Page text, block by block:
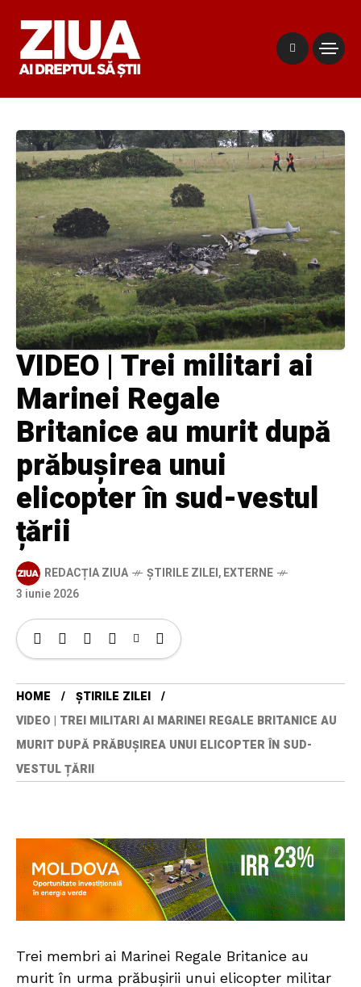
VIDEO | Trei militari ai
Marinei Regale
Britanice au murit după
prăbușirea unui
elicopter în sud-vestul
țării
REDACȚIA ZIUA ȘTIRILE ZILEI,EXTERNE
3 iunie 2026
HOME
ȘTIRILE ZILEI
VIDEO | TREI MILITARI AI MARINEI REGALE BRITANICE AU
MURIT DUPĂ PRĂBUȘIREA UNUI ELICOPTER ÎN SUD-
VESTUL ȚĂRII
Trei membri ai Marinei Regale Britanice au
murit în urma prăbușirii unui elicopter militar